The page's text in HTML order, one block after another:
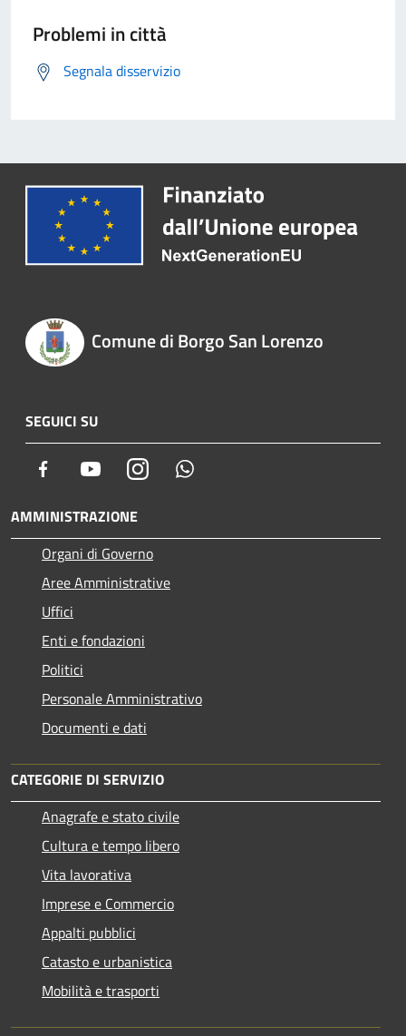
Problemi in città
Segnala disservizio
Comune di Borgo San Lorenzo
SEGUICI SU
Facebook YoutubeInstagram
AMMINISTRAZIONE
Organi di Governo
Aree Amministrative
Uffici
Enti e fondazioni
Politici
Personale Amministrativo
Documenti e dati
CATEGORIE DI SERVIZIO
Anagrafe e stato civile
Cultura e tempo libero
Vita lavorativa
Imprese e Commercio
Appalti pubblici
Catasto e urbanistica
Mobilità e trasporti